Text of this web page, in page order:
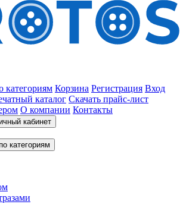
категориям Корзина Регистрация Вход
каталог Скачать прайс-лист
О компании Контакты
кабинет
по категориям